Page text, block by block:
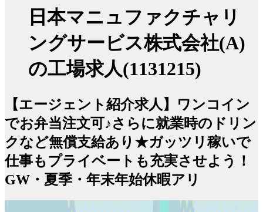
日本マニュファクチャリ
ングサービス株式会社(A)
の工場求人(1131215)
【エージェント紹介求人】ワンコイン
でお弁当注文可♪さらに就業時のドリン
クなど無償支給あり★ガッツリ稼いで
仕事もプライベートも充実させよう！
GW・夏季・年末年始休暇アリ